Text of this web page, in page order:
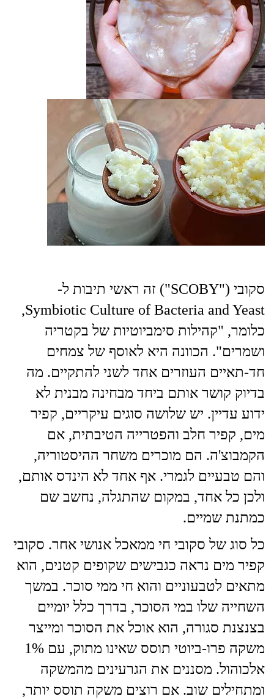
סקובי ("SCOBY") זה ראשי תיבות ל-
Symbiotic Culture of Bacteria and Yeast,
כלומר, "קהילות סימביוטיות של בקטריה
ושמרים". הכוונה היא לאוסף של צמחים
חד-תאיים העוזרים אחד לשני להתקיים. מה
בדיוק קושר אותם ביחד מבחינה מבנית לא
ידוע עדיין. יש שלושה סוגים עיקריים, קפיר
מים, קפיר חלב והפטרייה הטיבתית, אם
הקמבוצ'ה. הם מוכרים משחר ההיסטוריה,
והם טבעיים לגמרי. אף אחד לא הינדס אותם,
ולכן כל אחד, במקום שהתגלה, נחשב שם
כמתנת שמיים.
כל סוג של סקובי חי ממאכל אנושי אחר. סקובי
קפיר מים נראה כגבישים שקופים קטנים, הוא
מתאים לטבעוניים והוא חי ממי סוכר. במשך
השחייה שלו במי הסוכר, בדרך כלל יומיים
בצנצנת סגורה, הוא אוכל את הסוכר ומייצר
משקה פרו-ביוטי תוסס שאינו מתוק, עם 1%
אלכוהול. מסננים את הגרעינים מהמשקה
ומתחילים שוב. אם רוצים משקה תוסס יותר,